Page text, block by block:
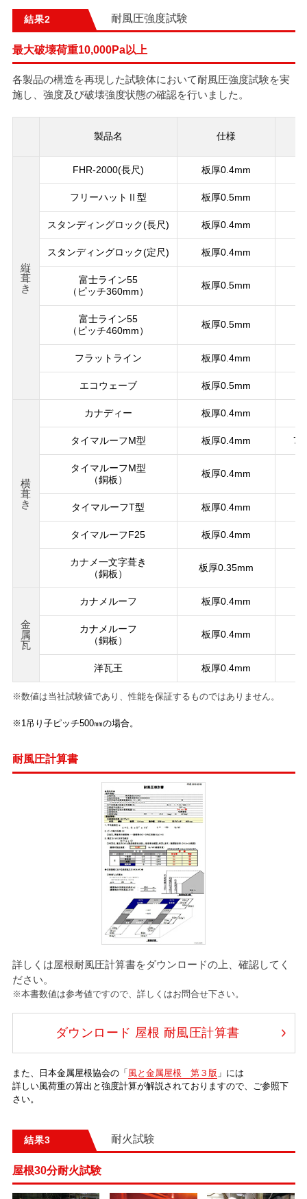
結果 耐風圧強度試験
最大破壊荷重10,000Pa以上
各製品の構造を再現した試験体において耐風圧強度試験を実
施し、強度及び破壊強度状態の確認を行いました。
製品名 仕様
縦
葺
き
FHR-2000(長尺) 板厚0.4mm
フリーハットⅡ型 板厚0.5mm
スタンディングロック(長尺) 板厚0.4mm
スタンディングロック(定尺) 板厚0.4mm
富士ライン55
（ピッチ360mm）
板厚0.5mm
富士ライン55
（ピッチ460mm）
板厚0.5mm
フラットライン 板厚0.4mm
エコウェーブ 板厚0.5mm
横
葺
き
カナディー 板厚0.4mm
タイマルーフM型 板厚0.4mm
タイマルーフM型
（銅板）
板厚0.4mm
タイマルーフT型 板厚0.4mm
タイマルーフF25 板厚0.4mm
カナメ一文字葺き
（銅板）
板厚0.35mm
金
属
瓦
カナメルーフ 板厚0.4mm
カナメルーフ
（銅板）
板厚0.4mm
洋瓦王 板厚0.4mm
※数値は当社試験値であり、性能を保証するものではありません。
※1吊り子ピッチ500㎜の場合。
耐風圧計算書
詳しくは屋根耐風圧計算書をダウンロードの上、確認してく
ださい。
※本書数値は参考値ですので、詳しくはお問合せ下さい。
ダウンロード 屋根 耐風圧計算書
また、日本金属屋根協会の「風と金属屋根 第３版 」には
詳しい風荷重の算出と強度計算が解説されておりますので、ご参照下
さい。
結果 耐火試験
屋根30分耐火試験